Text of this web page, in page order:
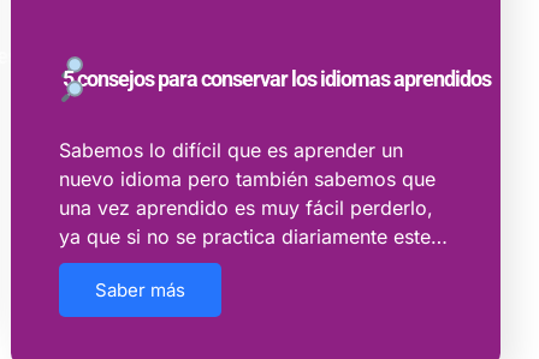
5 consejos para conservar los idiomas aprendidos
Sabemos lo difícil que es aprender un
nuevo idioma pero también sabemos que
una vez aprendido es muy fácil perderlo,
ya que si no se practica diariamente este…
Saber más